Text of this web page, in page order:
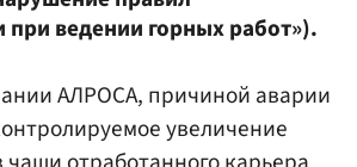
при ведении горных работ»).
АЛРОСА, причиной аварии
увеличение